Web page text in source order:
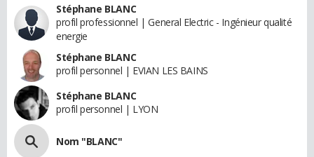
Stéphane BLANC
profil professionnel | General Electric - Ingénieur qualité
energie
Stéphane BLANC
profil personnel | EVIAN LES BAINS
Stéphane BLANC
profil personnel | LYON
Nom "BLANC"